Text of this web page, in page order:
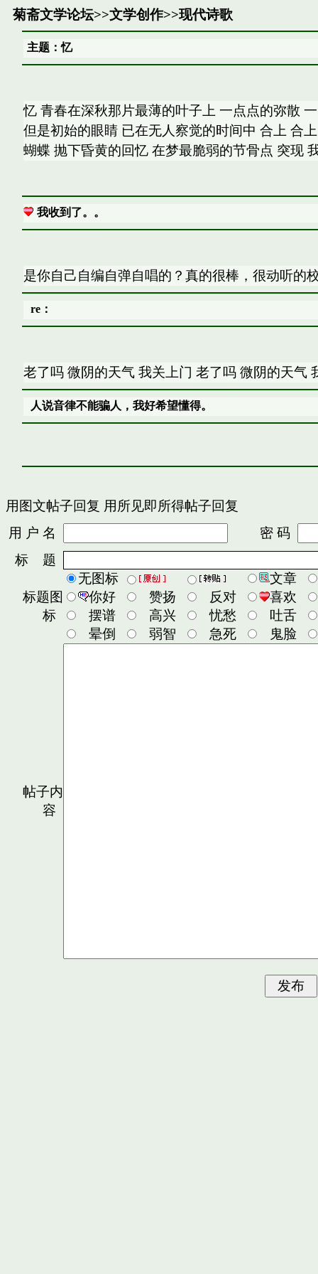
菊斋文学论坛>>文学创作>>现代诗歌
主题：忆
忆 青春在深秋那片最薄的叶子上 一点点的弥散
但是初始的眼睛 已在无人察觉的时间中 合上 合
蝴蝶 抛下昏黄的回忆 在梦最脆弱的节骨点 突现
我收到了。。
是你自己自编自弹自唱的？真的很棒，很动听
re：
老了吗 微阴的天气 我关上门 老了吗 微阴的天气
人说音律不能骗人，我好希望懂得。
用图文帖子回复 用所见即所得帖子回复
用 户 名
密 码
标 题
标题图
标
无图标
文章
你好
赞扬 反对
喜欢
摆谱
高兴 忧愁
吐舌
晕倒
弱智 急死 鬼脸
帖子内
容